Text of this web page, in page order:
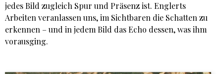
jedes Bild zugleich Spur und Präsenz ist. Englerts
Arbeiten veranlassen uns, im Sichtbaren die Schatten zu
erkennen – und in jedem Bild das Echo dessen, was ihm
vorausging.